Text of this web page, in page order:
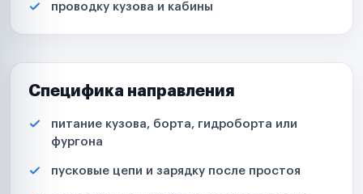
проводку кузова и кабины
Специфика направления
питание кузова, борта, гидроборта или
фургона
пусковые цепи и зарядку после простоя